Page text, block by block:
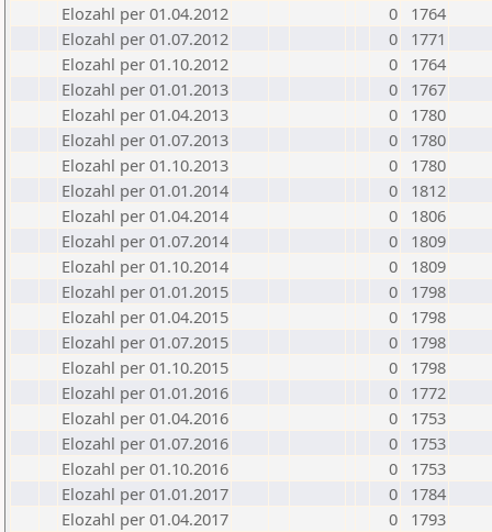
Elozahl per 01.04.2012
0
1764
Elozahl per 01.07.2012
0
1771
Elozahl per 01.10.2012
0
1764
Elozahl per 01.01.2013
0
1767
Elozahl per 01.04.2013
0
1780
Elozahl per 01.07.2013
0
1780
Elozahl per 01.10.2013
0
1780
Elozahl per 01.01.2014
0
1812
Elozahl per 01.04.2014
0
1806
Elozahl per 01.07.2014
0
1809
Elozahl per 01.10.2014
0
1809
Elozahl per 01.01.2015
0
1798
Elozahl per 01.04.2015
0
1798
Elozahl per 01.07.2015
0
1798
Elozahl per 01.10.2015
0
1798
Elozahl per 01.01.2016
0
1772
Elozahl per 01.04.2016
0
1753
Elozahl per 01.07.2016
0
1753
Elozahl per 01.10.2016
0
1753
Elozahl per 01.01.2017
0
1784
Elozahl per 01.04.2017
0
1793